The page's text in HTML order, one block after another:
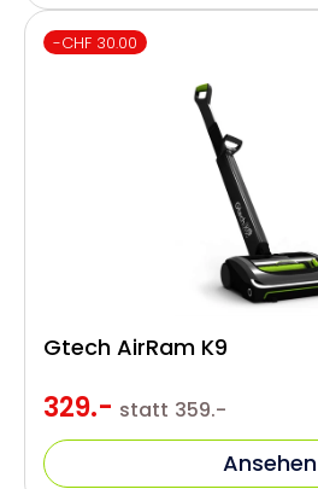
-CHF 30.00
329.- statt 359.-
Gtech AirRam K9
Ansehen